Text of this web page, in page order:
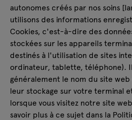
autonomes créés par nos soins
utilisons des informations
Cookies, c'est-à-dire des
stockées sur les appareils
destinés à l'utilisation de sites
ordinateur, tablette, téléphone).
généralement le nom du site
leur stockage sur votre terminal
lorsque vous visitez notre site
savoir plus à ce sujet dans la